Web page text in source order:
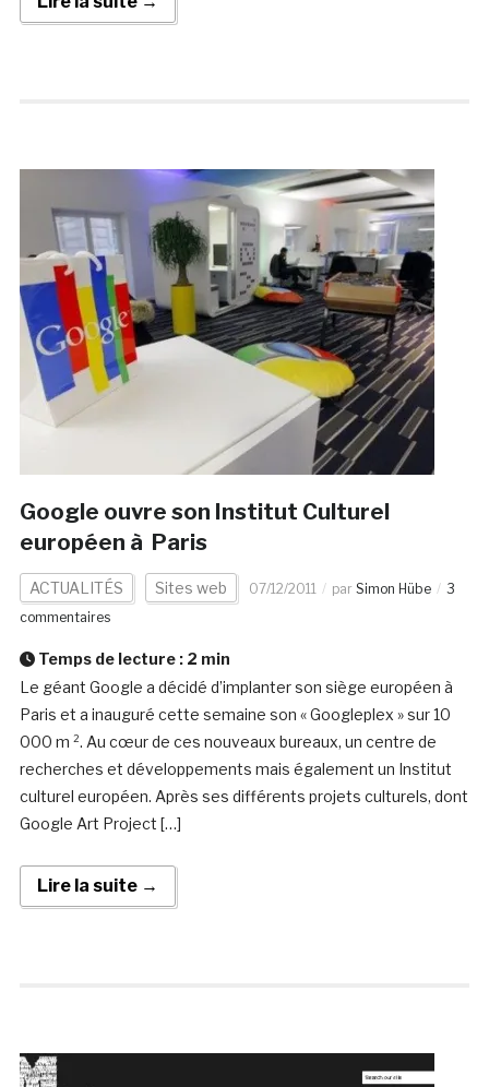
Google ouvre son Institut Culturel
européen à Paris
ACTUALITÉS Sites web 07/12/2011 par Simon Hübe
3
commentaires
Temps de lecture : 2 min
Le géant Google a décidé d’implanter son siège européen à
Paris et a inauguré cette semaine son « Googleplex » sur 10
000 m ². Au cœur de ces nouveaux bureaux, un centre de
recherches et développements mais également un Institut
culturel européen. Après ses différents projets culturels, dont
Google Art Project […]
Lire la suite →